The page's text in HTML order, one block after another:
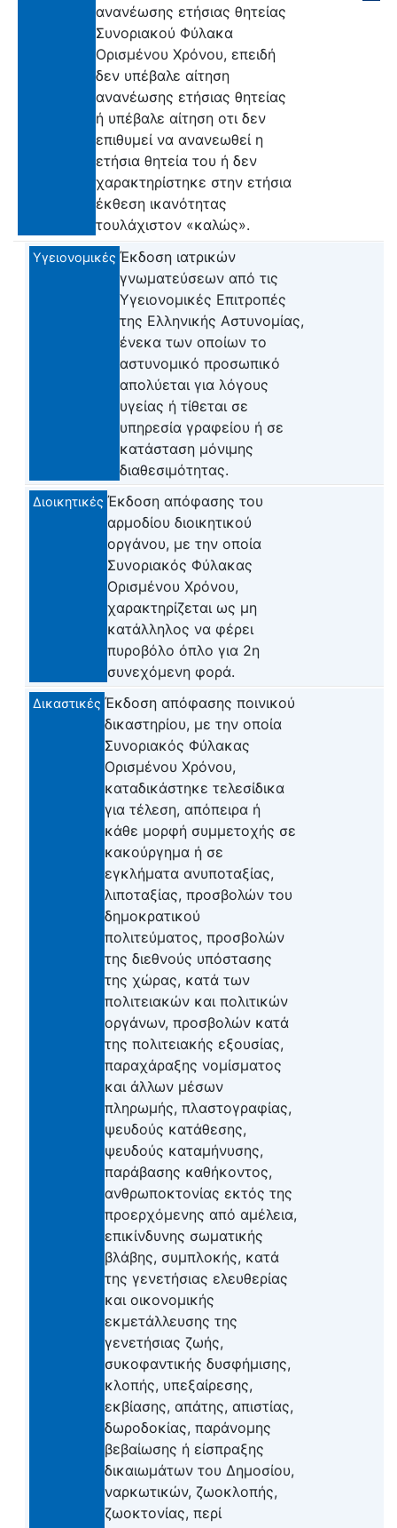
ανανέωσης ετήσιας θητείας
Συνοριακού Φύλακα
Ορισμένου Χρόνου, επειδή
δεν υπέβαλε αίτηση
ανανέωσης ετήσιας θητείας
ή υπέβαλε αίτηση οτι δεν
επιθυμεί να ανανεωθεί η
ετήσια θητεία του ή δεν
χαρακτηρίστηκε στην ετήσια
έκθεση ικανότητας
τουλάχιστον «καλώς».
Υγειονομικές Έκδοση ιατρικών
γνωματεύσεων από τις
Υγειονομικές Επιτροπές
της Ελληνικής Αστυνομίας,
ένεκα των οποίων το
αστυνομικό προσωπικό
απολύεται για λόγους
υγείας ή τίθεται σε
υπηρεσία γραφείου ή σε
κατάσταση μόνιμης
διαθεσιμότητας.
Διοικητικές Έκδοση απόφασης του
αρμοδίου διοικητικού
οργάνου, με την οποία
Συνοριακός Φύλακας
Ορισμένου Χρόνου,
χαρακτηρίζεται ως μη
κατάλληλος να φέρει
πυροβόλο όπλο για 2η
συνεχόμενη φορά.
Δικαστικές Έκδοση απόφασης ποινικού
δικαστηρίου, με την οποία
Συνοριακός Φύλακας
Ορισμένου Χρόνου,
καταδικάστηκε τελεσίδικα
για τέλεση, απόπειρα ή
κάθε μορφή συμμετοχής σε
κακούργημα ή σε
εγκλήματα ανυποταξίας,
λιποταξίας, προσβολών του
δημοκρατικού
πολιτεύματος, προσβολών
της διεθνούς υπόστασης
της χώρας, κατά των
πολιτειακών και πολιτικών
οργάνων, προσβολών κατά
της πολιτειακής εξουσίας,
παραχάραξης νομίσματος
και άλλων μέσων
πληρωμής, πλαστογραφίας,
ψευδούς κατάθεσης,
ψευδούς καταμήνυσης,
παράβασης καθήκοντος,
ανθρωποκτονίας εκτός της
προερχόμενης από αμέλεια,
επικίνδυνης σωματικής
βλάβης, συμπλοκής, κατά
της γενετήσιας ελευθερίας
και οικονομικής
εκμετάλλευσης της
γενετήσιας ζωής,
συκοφαντικής δυσφήμισης,
κλοπής, υπεξαίρεσης,
εκβίασης, απάτης, απιστίας,
δωροδοκίας, παράνομης
βεβαίωσης ή είσπραξης
δικαιωμάτων του Δημοσίου,
ναρκωτικών, ζωοκλοπής,
ζωοκτονίας, περί